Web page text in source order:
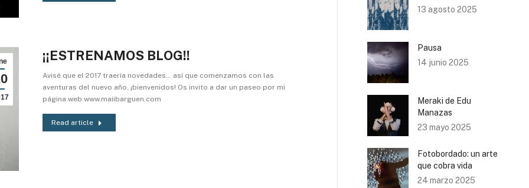
¡¡ESTRENAMOS BLOG!!
Avisé que el 2017 traería novedades… así que comenzamos con las
aventuras del nuevo año, ¡bienvenidos! Os invito a dar un paseo por mi
página web www.maiibarguen.com
Read article
13 agosto 2025
Pausa
14 junio 2025
Meraki de Edu
Manazas
23 mayo 2025
Fotobordado: un arte
que cobra vida
24 marzo 2025